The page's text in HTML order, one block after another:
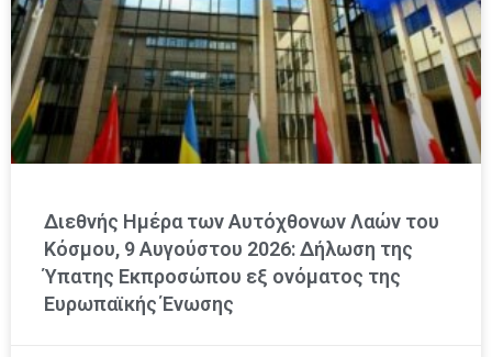
Διεθνής Ημέρα των Αυτόχθονων Λαών του
Κόσμου, 9 Αυγούστου 2026: Δήλωση της
Ύπατης Εκπροσώπου εξ ονόματος της
Ευρωπαϊκής Ένωσης